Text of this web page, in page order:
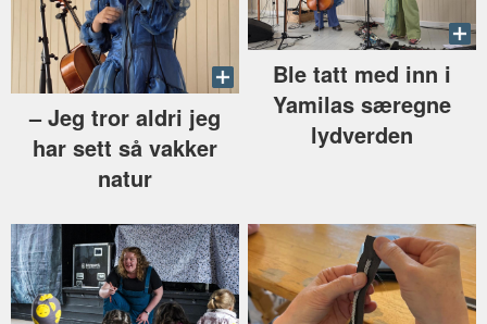
–⁠ Jeg tror aldri jeg
har sett så vakker
natur
Ble tatt med inn i
Yamilas særegne
lydverden